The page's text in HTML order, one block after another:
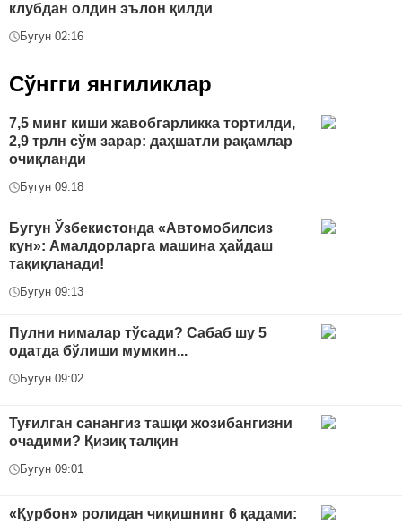
клубдан олдин эълон қилди
Бугун 02:16
Сўнгги янгиликлар
7,5 минг киши жавобгарликка тортилди,
2,9 трлн сўм зарар: даҳшатли рақамлар
очиқланди
Бугун 09:18
Бугун Ўзбекистонда «Автомобилсиз
кун»: Амалдорларга машина ҳайдаш
тақиқланади!
Бугун 09:13
Пулни нималар тўсади? Сабаб шу 5
одатда бўлиши мумкин...
Бугун 09:02
Туғилган санангиз ташқи жозибангизни
очадими? Қизиқ талқин
Бугун 09:01
«Қурбон» ролидан чиқишнинг 6 қадами: